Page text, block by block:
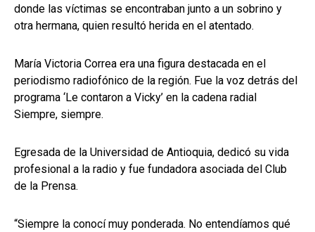
donde las víctimas se encontraban junto a un sobrino y
otra hermana, quien resultó herida en el atentado.
María Victoria Correa era una figura destacada en el
periodismo radiofónico de la región. Fue la voz detrás del
programa ‘Le contaron a Vicky’ en la cadena radial
Siempre, siempre.
Egresada de la Universidad de Antioquia, dedicó su vida
profesional a la radio y fue fundadora asociada del Club
de la Prensa.
“Siempre la conocí muy ponderada. No entendíamos qué